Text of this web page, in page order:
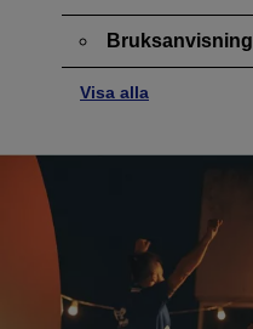
Bruksanvisning
Visa alla